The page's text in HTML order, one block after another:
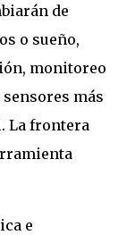
de
o sueño,
monitoreo
más
La frontera
e